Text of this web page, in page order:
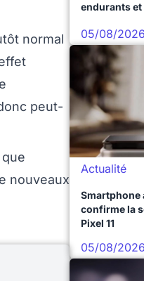
normal
peut-
nouveaux
endurants
05/08/2026
Actualité
Smartphone
confirme la
Pixel 11
05/08/2026